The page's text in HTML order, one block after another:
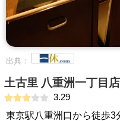
出典：
土古里 八重洲一丁目店
3.29
東京駅八重洲口から徒歩3